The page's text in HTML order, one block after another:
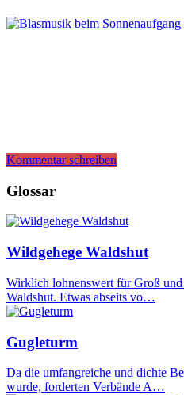
Kommentar schreiben
Glossar
Wildgehege Waldshut
Wirklich lohnenswert für Groß
Waldshut. Etwas abseits vo…
Gugleturm
Da die umfangreiche und dichte
wurde, forderten Verbände A…